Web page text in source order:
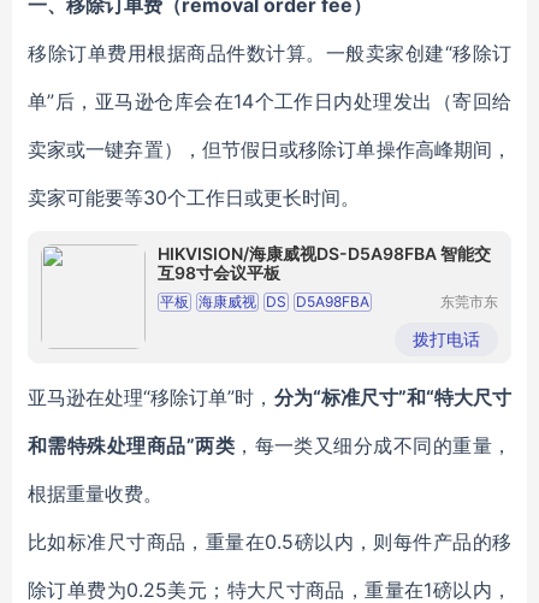
一、移除订单费（removal order fee）
移除订单费用根据商品件数计算。一般卖家创建“移除订
单”后，亚马逊仓库会在14个工作日内处理发出（寄回给
卖家或一键弃置），但节假日或移除订单操作高峰期间，
卖家可能要等30个工作日或更长时间。
HIKVISION/海康威视DS-D5A98FBA 智能交
互98寸会议平板
平板 海康威视 DS
D5A98FBA
东莞市东
子配件店
拨打电话
亚马逊在处理“移除订单”时， 分为“标准尺寸”和“特大尺寸
和需特殊处理商品”两类 ，每一类又细分成不同的重量，
根据重量收费。
比如标准尺寸商品，重量在0.5磅以内，则每件产品的移
除订单费为0.25美元；特大尺寸商品，重量在1磅以内，